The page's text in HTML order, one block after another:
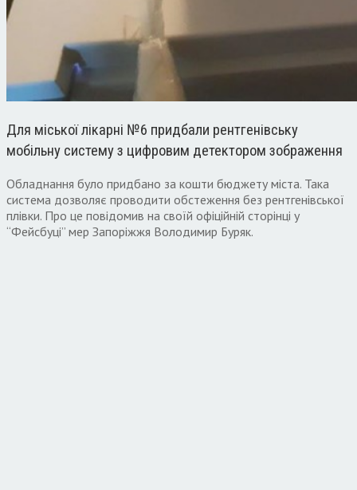
Для міської лікарні №6 придбали рентгенівську
мобільну систему з цифровим детектором зображення
Обладнання було придбано за кошти бюджету міста. Така
система дозволяє проводити обстеження без рентгенівської
плівки. Про це повідомив на своїй офіційній сторінці у
“Фейсбуці” мер Запоріжжя Володимир Буряк.